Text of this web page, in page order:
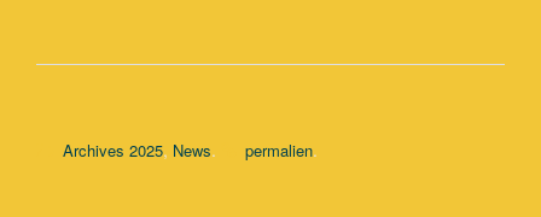
Archives 2025, News. permalien.